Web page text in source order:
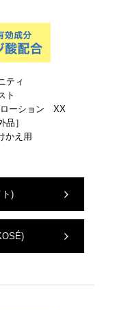
ティ
ト
ローション XX
品］
かえ用
)